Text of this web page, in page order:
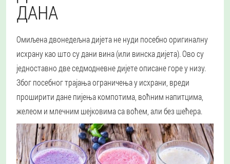
ДАНА
Омиљена двонедељна дијета не нуди посебно оригиналну
исхрану као што су дани вина (или винска дијета). Ово су
једноставно две седмодневне дијете описане горе у низу.
Због посебног трајања ограничења у исхрани, вреди
проширити дане пијења компотима, воћним напитцима,
желеом и млечним шејковима са воћем, али без шећера.